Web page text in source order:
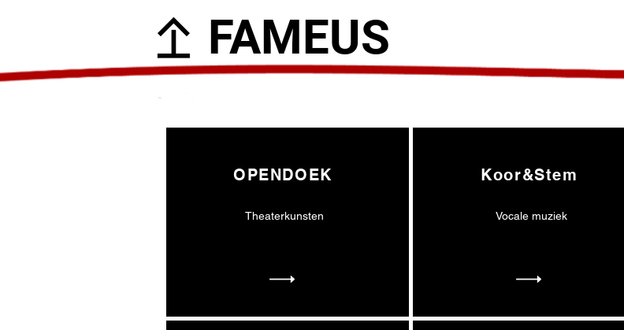
FAMEUS
OPENDOEK
Theaterkunsten
Koor&Stem
Vocale muziek